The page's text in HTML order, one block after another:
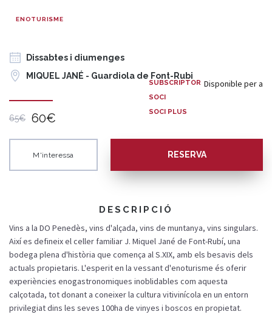
ENOTURISME
Dissabtes i diumenges
MIQUEL JANÉ - Guardiola de Font-Rubi
65€ 60€
Disponible per a
SUBSCRIPTOR
SOCI
SOCI PLUS
M'interessa RESERVA
DESCRIPCIÓ
Vins a la DO Penedès, vins d'alçada, vins de muntanya, vins singulars.
Així es defineix el celler familiar J. Miquel Jané de Font-Rubí, una
bodega plena d'història que comença al S.XIX, amb els besavis dels
actuals propietaris. L'esperit en la vessant d'enoturisme és oferir
experiències enogastronomiques inoblidables com aquesta
calçotada, tot donant a coneixer la cultura vitivinícola en un entorn
privilegiat dins les seves 100ha de vinyes i boscos en propietat.